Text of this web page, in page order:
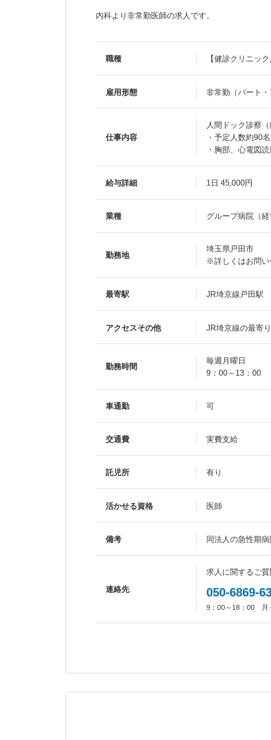
内科より非常勤医師の求人です。
職種 【健診クリニッ
雇用形態 非常勤（パート・
仕事内容
人間ドック診察
・予定人数約90名
・胸部、心電図
給与詳細 1日 45,000円
業種 グループ病院（経
勤務地
埼玉県戸田市
※詳しくはお問い
最寄駅 JR埼京線戸田駅
アクセスその他 JR埼京線の最寄
勤務時間
毎週月曜日
9：00～13：00
車通勤 可
交通費 実費支給
託児所 有り
活かせる資格 医師
備考 同法人の急性期病
連絡先
求人に関するご
050-6869-
9：00～18：00 月